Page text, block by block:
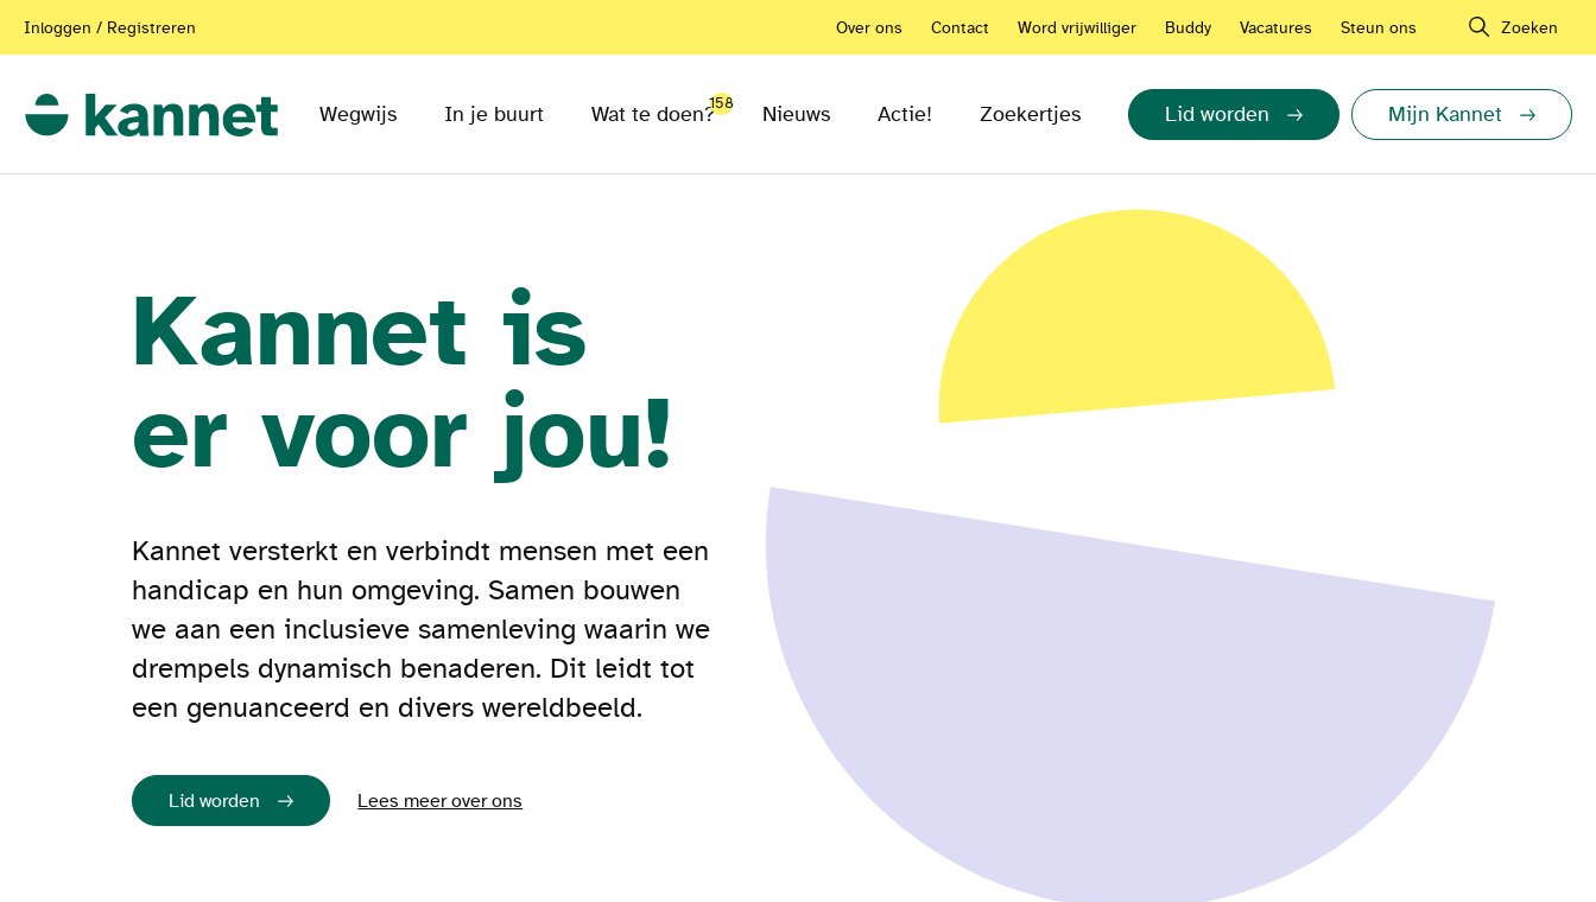
Inloggen / Registreren Over ons Contact Word vrijwilliger Buddy Vacatures Steun ons Zoeken
Wegwijs In je buurt Wat te doen?158 Nieuws Actie! Zoekertjes Lid worden Mijn Kannet
Kannet is
er voor jou!
Kannet versterkt en verbindt mensen met een
handicap en hun omgeving. Samen bouwen
we aan een inclusieve samenleving waarin we
drempels dynamisch benaderen. Dit leidt tot
een genuanceerd en divers wereldbeeld.
Lid worden Lees meer over ons